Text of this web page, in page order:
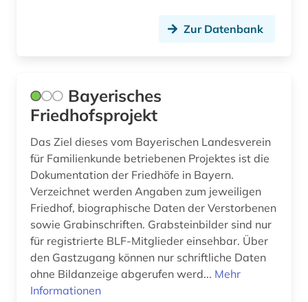
Zur Datenbank
Bayerisches
Friedhofsprojekt
Das Ziel dieses vom Bayerischen Landesverein
für Familienkunde betriebenen Projektes ist die
Dokumentation der Friedhöfe in Bayern.
Verzeichnet werden Angaben zum jeweiligen
Friedhof, biographische Daten der Verstorbenen
sowie Grabinschriften. Grabsteinbilder sind nur
für registrierte BLF-Mitglieder einsehbar. Über
den Gastzugang können nur schriftliche Daten
ohne Bildanzeige abgerufen werd... Mehr
Informationen